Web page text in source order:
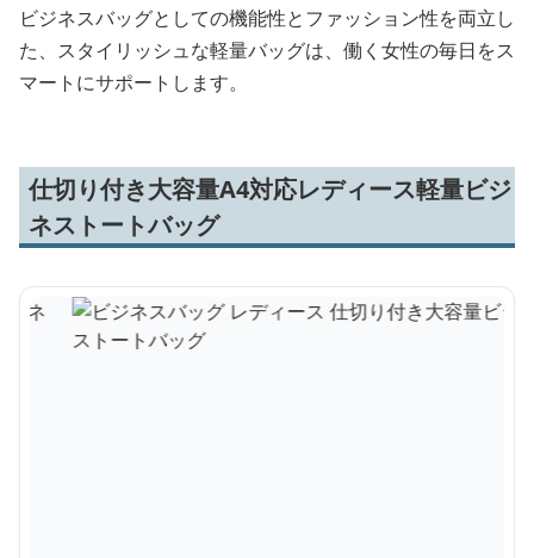
ビジネスバッグとしての機能性とファッション性を両立し
た、スタイリッシュな軽量バッグは、働く女性の毎日をス
マートにサポートします。
仕切り付き大容量A4対応レディース軽量ビジ
ネストートバッグ